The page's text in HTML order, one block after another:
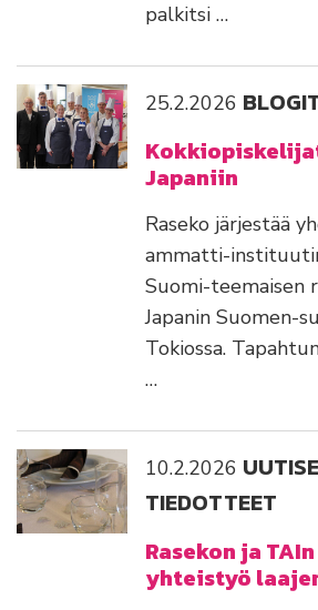
palkitsi …
25.2.2026
Japaniin
Raseko järjestää
ammatti-
Suomi-teemaisen
Japanin Suomen-
Tokiossa.
…
10.2.2026
TIEDOTTEET
Rasekon ja
yhteistyö